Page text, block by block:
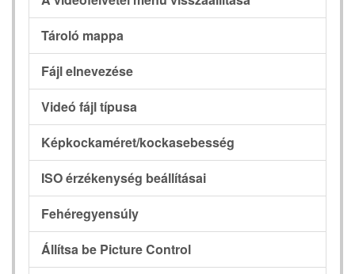
Tároló mappa
Fájl elnevezése
Videó fájl típusa
Képkockaméret/kockasebesség
ISO érzékenység beállításai
Fehéregyensúly
Állítsa be Picture Control